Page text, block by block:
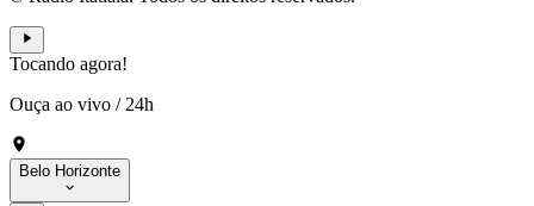
Tocando agora!
Ouça ao vivo / 24h
Belo Horizonte